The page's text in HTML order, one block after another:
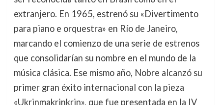
extranjero. En 1965, estrenó su «Divertimento
para piano e orquestra» en Río de Janeiro,
marcando el comienzo de una serie de estrenos
que consolidarían su nombre en el mundo de la
música clásica. Ese mismo año, Nobre alcanzó su
primer gran éxito internacional con la pieza
«Ukrinmakrinkrin», que fue presentada en la IV